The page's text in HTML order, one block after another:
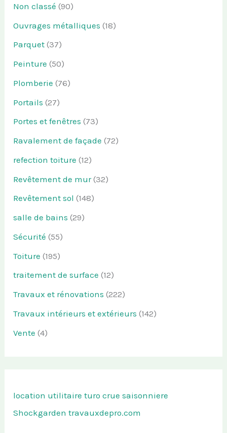
Non classé (90)
Ouvrages métalliques (18)
Parquet (37)
Peinture (50)
Plomberie (76)
Portails (27)
Portes et fenêtres (73)
Ravalement de façade (72)
refection toiture (12)
Revêtement de mur(32)
Revêtement sol (148)
salle de bains (29)
Sécurité (55)
Toiture (195)
traitement de surface (12)
Travaux et rénovations (222)
Travaux intérieurs et extérieurs (142)
Vente (4)
location utilitaire turo crue saisonniere
Shockgarden travauxdepro.com